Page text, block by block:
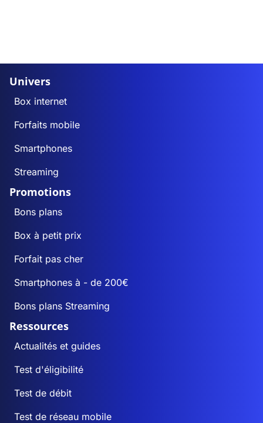
Univers
Box internet
Forfaits mobile
Smartphones
Streaming
Promotions
Bons plans
Box à petit prix
Forfait pas cher
Smartphones à - de 200€
Bons plans Streaming
Ressources
Actualités et guides
Test d'éligibilité
Test de débit
Test de réseau mobile